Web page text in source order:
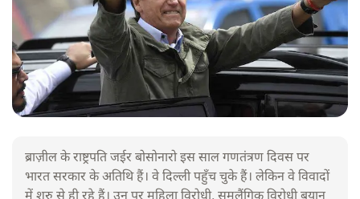
ब्राज़ील के राष्ट्रपति जईर बोसोनारो इस साल गणतंत्रण दिवस पर
भारत सरकार के अतिथि हैं। वे दिल्ली पहुँच चुके हैं। लेकिन वे विवादों